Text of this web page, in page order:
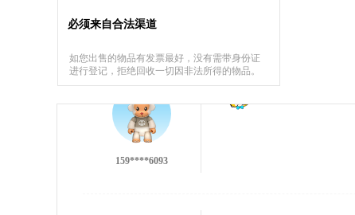
必须来自合法渠道
如您出售的物品有发票最好，没有需带身份证
进行登记，拒绝回收一切因非法所得的物品。
137****9551